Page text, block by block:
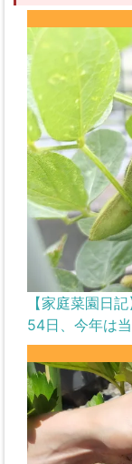
【家庭菜園日
54日、今年は